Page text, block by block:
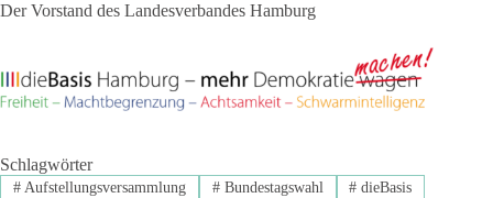
Der Vorstand des Landesverbandes Hamburg
Schlagwörter
#Aufstellungsversammlung #Bundestagswahl # dieBasis